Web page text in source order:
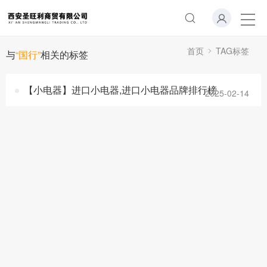
与“国行”相关的标签 首页 TAG标签
【小电器】进口小电器,进口小电器品牌排行榜2025-02-14